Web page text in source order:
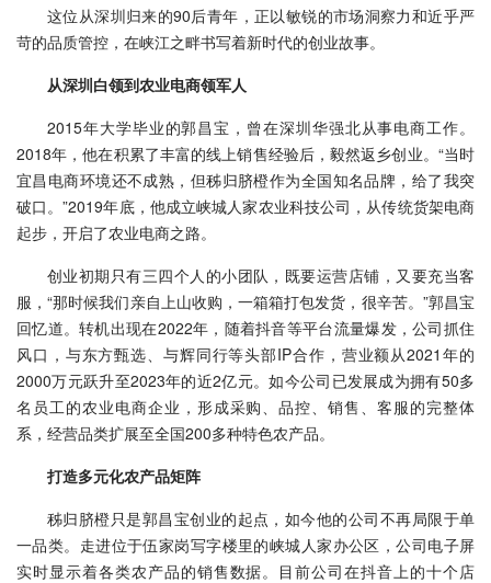
这位从深圳归来的90后青年，正以敏锐的市场洞察力和近乎严
苛的品质管控，在峡江之畔书写着新时代的创业故事。
从深圳白领到农业电商领军人
2015年大学毕业的郭昌宝，曾在深圳华强北从事电商工作。
2018年，他在积累了丰富的线上销售经验后，毅然返乡创业。“当时
宜昌电商环境还不成熟，但秭归脐橙作为全国知名品牌，给了我突
破口。”2019年底，他成立峡城人家农业科技公司，从传统货架电商
起步，开启了农业电商之路。
创业初期只有三四个人的小团队，既要运营店铺，又要充当客
服，“那时候我们亲自上山收购，一箱箱打包发货，很辛苦。”郭昌宝
回忆道。转机出现在2022年，随着抖音等平台流量爆发，公司抓住
风口，与东方甄选、与辉同行等头部IP合作，营业额从2021年的
2000万元跃升至2023年的近2亿元。如今公司已发展成为拥有50多
名员工的农业电商企业，形成采购、品控、销售、客服的完整体
系，经营品类扩展至全国200多种特色农产品。
打造多元化农产品矩阵
秭归脐橙只是郭昌宝创业的起点，如今他的公司不再局限于单
一品类。走进位于伍家岗写字楼里的峡城人家办公区，公司电子屏
实时显示着各类农产品的销售数据。目前公司在抖音上的十个店